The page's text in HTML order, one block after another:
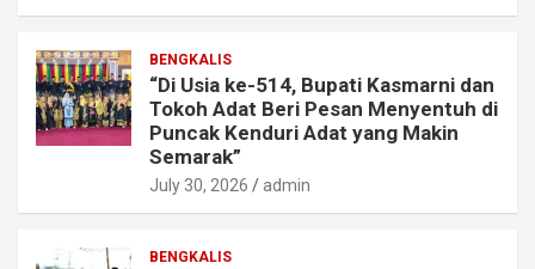
BENGKALIS
“Di Usia ke-514, Bupati Kasmarni dan
Tokoh Adat Beri Pesan Menyentuh di
Puncak Kenduri Adat yang Makin
Semarak”
July 30, 2026 admin
BENGKALIS